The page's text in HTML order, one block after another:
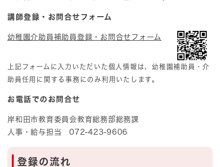
講師登録・お問合せフォーム
幼稚園介助員補助員登録・お問合せフォーム​​
上記フォームに入力いただいた個人情報は、幼稚園補助員・介
助員任用に関する事務にのみ利用いたします。
お電話でのお問合せ
岸和田市教育委員会教育総務部総務課
人事・給与担当 072-423-9606
登録の流れ